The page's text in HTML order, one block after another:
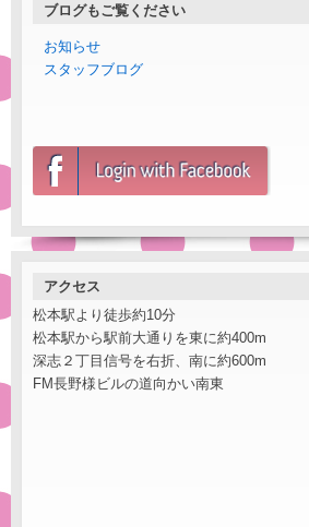
ブログもご覧ください
お知らせ
スタッフブログ
アクセス
松本駅より徒歩約10分
松本駅から駅前大通りを東に約400m
深志２丁目信号を右折、南に約600m
FM長野様ビルの道向かい南東